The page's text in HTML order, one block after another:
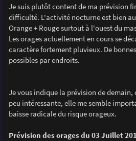
s
s
a
e
Je suis plutôt content de ma prévision
difficulté. L'activité nocturne est bien
Orange + Rouge surtout à l'ouest du
Les orages actuellement en cours se
caractère fortement pluvieux. De
possibles par endroits.
Je vous indique la prévision de demain,
peu intéressante, elle me semble
baisse radicale du risque orageux.
Prévision des orages du 03 Juillet